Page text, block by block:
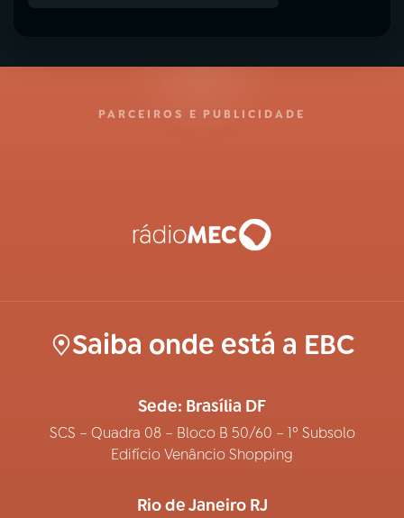
PARCEIROS E PUBLICIDADE
Saiba onde está a EBC
Sede: Brasília DF
SCS – Quadra 08 – Bloco B 50/60 – 1º Subsolo
Edifício Venâncio Shopping
Rio de Janeiro RJ